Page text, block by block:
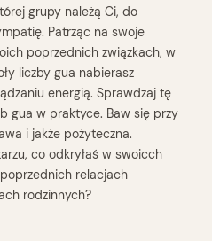
grupy należą Ci, do
Patrząc na swoje
poprzednich związkach, w
liczby gua nabierasz
energią. Sprawdzaj tę
gua w praktyce. Baw się przy
i jakże pożyteczna.
co odkryłaś w swoicch
relacjach
rodzinnych?